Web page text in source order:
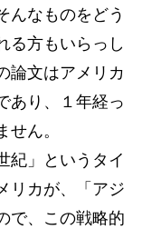
んなものをどう
る方もいらっし
論文はアメリカ
あり、１年経っ
ん。
紀」というタイ
リカが、「アジ
で、この戦略的